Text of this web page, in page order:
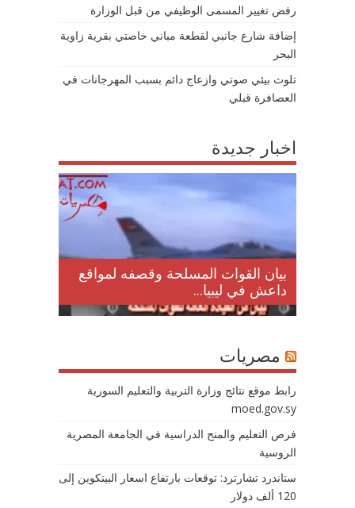
رفض تغيير المسمى الوظيفي من قبل الوزارة
إضافة شارع جانبي لقطعة مباني خاصتي بقرية زاوية
البحر
تلوث بيئي صوتي وازعاج دائم بسبب المهرجانات في
العصافرة قبلي
اخبار جديدة
بيان القوات المسلحة وقصفه لمواقع
داعش في ليبيا...
مصريات
رابط موقع نتائج وزارة التربية والتعليم السورية
moed.gov.sy
فرص التعليم والمنح الدراسية في الجامعة المصرية
الروسية
ستاندرد تشارترد: توقعات بارتفاع اسعار البيتكوين إلى
120 ألف دولار